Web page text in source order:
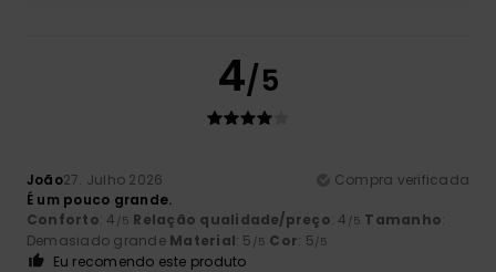
4/5
João27. Julho 2026
Compra verificada
É um pouco grande.
Conforto: 4 /5 Relação qualidade/preço: 4 /5 Tamanho:
Demasiado grande Material: 5 /5 Cor: 5/5
Eu recomendo este produto